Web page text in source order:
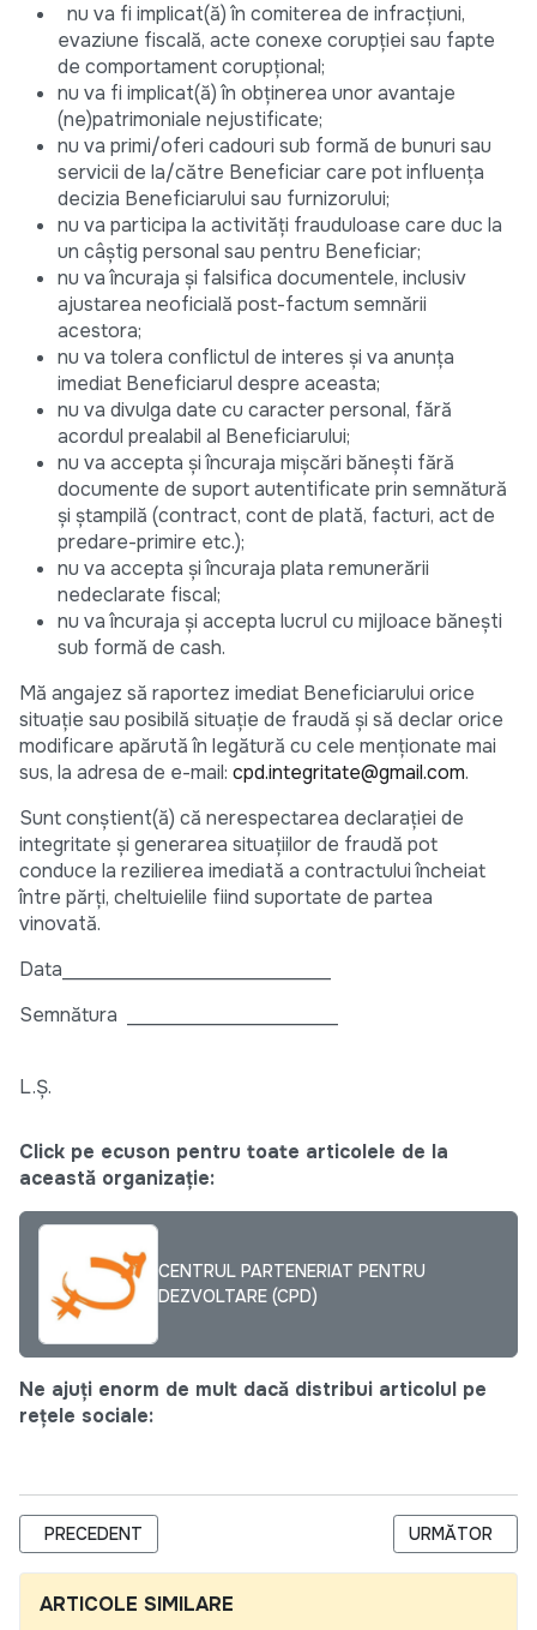
nu va fi implicat(ă) în comiterea de infracţiuni,
evaziune fiscală, acte conexe corupţiei sau fapte
de comportament corupţional;
nu va fi implicat(ă) în obţinerea unor avantaje
(ne)patrimoniale nejustificate;
nu va primi/oferi cadouri sub formă de bunuri sau
servicii de la/către Beneficiar care pot influenţa
decizia Beneficiarului sau furnizorului;
nu va participa la activități frauduloase care duc la
un câștig personal sau pentru Beneficiar;
nu va încuraja şi falsifica documentele, inclusiv
ajustarea neoficială post-factum semnării
acestora;
nu va tolera conflictul de interes şi va anunţa
imediat Beneficiarul despre aceasta;
nu va divulga date cu caracter personal, fără
acordul prealabil al Beneficiarului;
nu va accepta şi încuraja mişcări băneşti fără
documente de suport autentificate prin semnătură
şi ştampilă (contract, cont de plată, facturi, act de
predare-primire etc.);
nu va accepta şi încuraja plata remunerării
nedeclarate fiscal;
nu va încuraja şi accepta lucrul cu mijloace băneşti
sub formă de cash.
Mă angajez să raportez imediat Beneficiarului orice
situaţie sau posibilă situaţie de fraudă şi să declar orice
modificare apărută în legătură cu cele menționate mai
sus, la adresa de e-mail: cpd.integritate@gmail.com.
Sunt conştient(ă) că nerespectarea declaraţiei de
integritate şi generarea situaţiilor de fraudă pot
conduce la rezilierea imediată a contractului încheiat
între părţi, cheltuielile fiind suportate de partea
vinovată.
Data____________________________
Semnătura ______________________
L.Ș.
Click pe ecuson pentru toate articolele de la
această organizație:
CENTRUL PARTENERIAT PENTRU
DEZVOLTARE (CPD)
Ne ajuți enorm de mult dacă distribui articolul pe
rețele sociale:
ARTICOL PRECEDENT: TERMENI DE REFERINȚĂ PENTRU
PRECEDENT ARTICOLUL
URMĂTOR
ARTICOLE SIMILARE